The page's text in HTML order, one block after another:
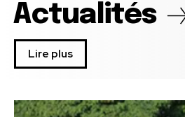
Actualités
Lire plus